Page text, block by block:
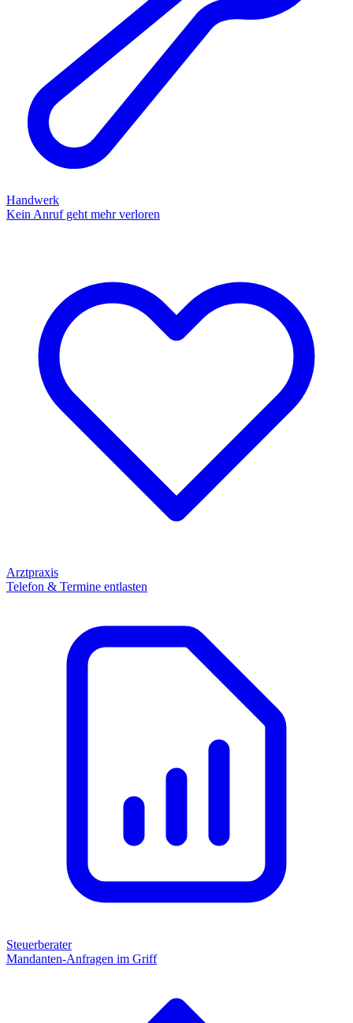
Handwerk
Kein Anruf geht mehr verloren
Arztpraxis
Telefon & Termine entlasten
Steuerberater
Mandanten-Anfragen im Griff